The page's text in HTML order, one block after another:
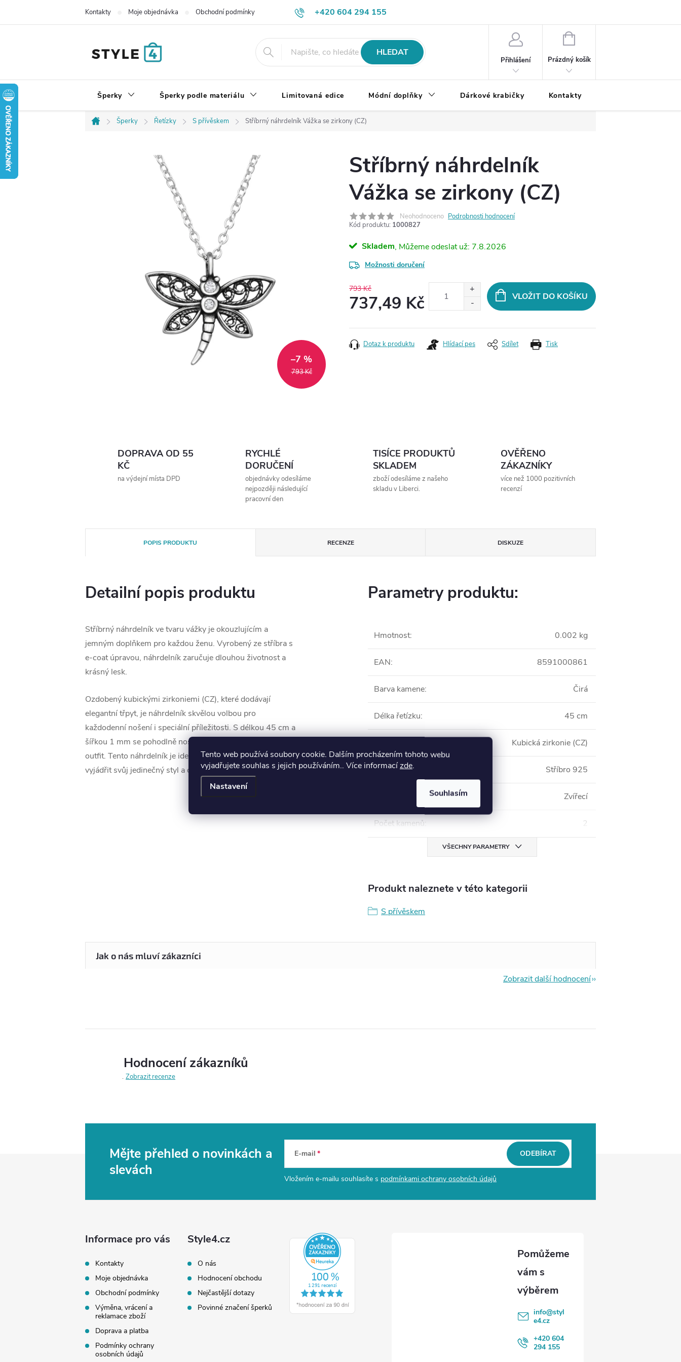
Tento web používá soubory cookie. Dalším procházením tohoto webu
vyjadřujete souhlas s jejich používáním.. Více informacízde.
Nastavení
Souhlasím
+420 604 294 155
Kontakty Moje objednávka Obchodní podmínky Výměna, vrácení a reklamace zboží
HLEDAT
Přihlášení
NÁKUPNÍ
Prázdný košík
Šperky Šperky podle materiálu Limitovaná edice Módní doplňky Dárkové krabičky Kontakty
Domů
Šperky Řetízky S přívěskem Stříbrný náhrdelník Vážka se zirkony (CZ)
793 Kč
–7 %
Stříbrný náhrdelník
Vážka se zirkony (CZ)
Neohodnoceno Podrobnosti hodnocení
Kód produktu: 1000827
Skladem 7.8.2026
Možnosti doručení
793 Kč
737,49 Kč
cena:
VLOŽIT DO KOŠÍKU
Tisk
Dotaz k produktu Hlídací pes Sdílet
DOPRAVA OD 55
KČ
na výdejní místa DPD
RYCHLÉ
DORUČENÍ
objednávky odesíláme
nejpozději následující
pracovní den
TISÍCE PRODUKTŮ
SKLADEM
zboží odesíláme z našeho
skladu v Liberci.
OVĚŘENO
ZÁKAZNÍKY
více než 1000 pozitivních
recenzí
POPIS PRODUKTU RECENZE DISKUZE
Detailní popis produktu
Stříbrný náhrdelník ve tvaru vážky je okouzlujícím a
jemným doplňkem pro každou ženu. Vyrobený ze stříbra s
e-coat úpravou, náhrdelník zaručuje dlouhou životnost a
krásný lesk.
Ozdobený kubickými zirkoniemi (CZ), které dodávají
elegantní třpyt, je náhrdelník skvělou volbou pro
každodenní nošení i speciální příležitosti. S délkou 45 cm a
šířkou 1 mm se pohodlně nosí a skvěle doplní jakýkoli
outfit. Tento náhrdelník je ideální pro ženy, které chtějí
vyjádřit svůj jedinečný styl a osobnost!
Parametry produktu:
Hmotnost: 0.002 kg
EAN: 8591000861
Barva kamene: Čirá
Délka řetízku: 45 cm
Kubická zirkonie (CZ)
Materiál: Stříbro 925
Zvířecí
Počet kamenů: 2
VŠECHNY PARAMETRY
Produkt naleznete v této kategorii
S přívěskem
Zobrazit další hodnocení
Hodnocení zákazníků
Zobrazit recenze
Mějte přehled o novinkách a
slevách
E-mail
Vložením e-mailu souhlasíte s podmínkami ochrany osobních údajů
ODEBÍRAT
Informace pro vás
Kontakty
Moje objednávka
Obchodní podmínky
Výměna, vrácení a
reklamace zboží
Doprava a platba
Podmínky ochrany
osobních údajů
Style4.cz
O nás
Hodnocení obchodu
Nejčastější dotazy
Povinné značení šperků
info@styl
e4.cz
+420 604
294 155